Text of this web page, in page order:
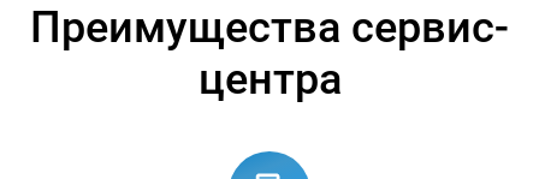
Преимущества сервис-
центра